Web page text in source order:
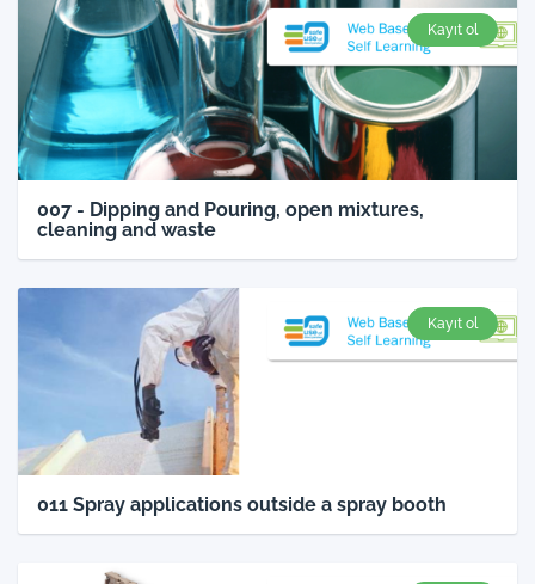
Kayıt ol
007 - Dipping and Pouring, open mixtures,
cleaning and waste
Kayıt ol
011 Spray applications outside a spray booth